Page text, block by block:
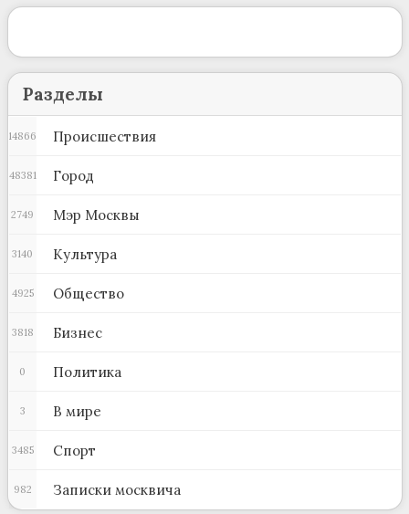
Разделы
Происшествия
14866
Город
48381
Мэр Москвы
2749
Культура
3140
Общество
4925
Бизнес
3818
Политика
0
В мире
3
Спорт
3485
Записки москвича
982